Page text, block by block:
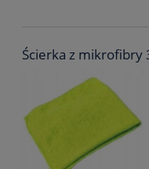
Ścierka z mikrofibry